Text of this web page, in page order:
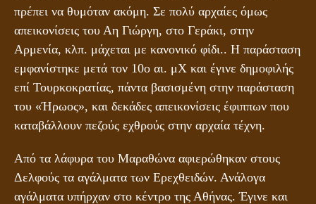
πρέπει να θυμόταν ακόμη. Σε πολύ αρχαίες όμως
απεικονίσεις του Αη Γιώργη, στο Γεράκι, στην
Αρμενία, κλπ. μάχεται με κανονικό φίδι.. Η παράσταση
εμφανίστηκε μετά τον 10ο αι. μΧ και έγινε δημοφιλής
επί Τουρκοκρατίας, πάντα βασισμένη στην παράσταση
του «Ήρωος», και δεκάδες απεικονίσεις έφιππων που
καταβάλλουν πεζούς εχθρούς στην αρχαία τέχνη.
Από τα λάφυρα του Μαραθώνα αφιερώθηκαν στους
Δελφούς τα αγάλματα των Ερεχθειδών. Ανάλογα
αγάλματα υπήρχαν στο κέντρο της Αθήνας. Έγινε και